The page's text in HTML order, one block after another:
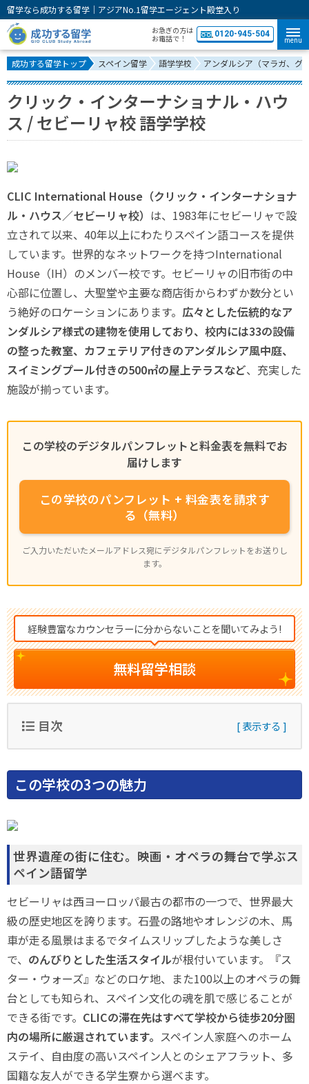
留学なら成功する留学｜アジアNo.1留学エージェント殿堂入り
お急ぎの方は
お電話で！
0120-945-504
menu
成功する留学トップ スペイン留学 語学学校 アンダルシア（マラガ、グ
クリック・インターナショナル・ハウ
ス / セビーリャ校 語学学校
CLIC International House（クリック・インターナショナ
ル・ハウス／セビーリャ校） は、1983年にセビーリャで設
立されて以来、40年以上にわたりスペイン語コースを提供
しています。世界的なネットワークを持つInternational
House（IH）のメンバー校です。セビーリャの旧市街の中
心部に位置し、大聖堂や主要な商店街からわずか数分とい
う絶好のロケーションにあります。 広々とした伝統的なア
ンダルシア様式の建物を使用しており、校内には33の設備
の整った教室、カフェテリア付きのアンダルシア風中庭、
スイミングプール付きの500㎡の屋上テラスなど、充実した
施設が揃っています。
この学校のデジタルパンフレットと料金表を無料でお
届けします
この学校のパンフレット + 料金表を請求す
る（無料）
ご入力いただいたメールアドレス宛にデジタルパンフレットをお送りし
ます。
経験豊富なカウンセラーに分からないことを聞いてみよう!
無料留学相談
目次
この学校の3つの魅力
世界遺産の街に住む。映画・オペラの舞台で学ぶス
ペイン語留学
セビーリャは西ヨーロッパ最古の都市の一つで、世界最大
級の歴史地区を誇ります。石畳の路地やオレンジの木、馬
車が走る風景はまるでタイムスリップしたような美しさ
で、 のんびりとした生活スタイルが根付いています。『ス
ター・ウォーズ』などのロケ地、また100以上のオペラの舞
台としても知られ、スペイン文化の魂を肌で感じることが
できる街です。 CLICの滞在先はすべて学校から徒歩20分圏
内の場所に厳選されています。 スペイン人家庭へのホーム
ステイ、自由度の高いスペイン人とのシェアフラット、多
国籍な友人ができる学生寮から選べます。